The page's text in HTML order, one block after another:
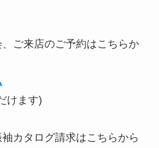
ご来店のご予約はこちらか
けます)
カタログ請求はこちらから